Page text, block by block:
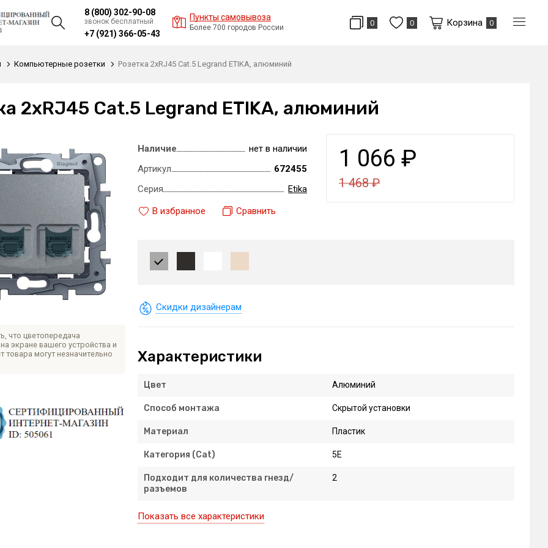
8 (800) 302-90-08
звонок бесплатный
+7 (921) 366-05-43
Пункты самовывоза
Более 700 городов России
0 0 Корзина 0
Компьютерные розетки Розетка 2xRJ45 Cat.5 Legrand ETIKA, алюминий
2xRJ45 Cat.5 Legrand ETIKA, алюминий
что цветопередача
экране вашего устройства и
товара могут незначительно
1 066 ₽
1 468₽
Наличие
нет в наличии
Артикул
672455
Серия
Etika
В избранное
Сравнить
Скидки дизайнерам
Характеристики
Цвет Алюминий
Способ монтажа Скрытой установки
Материал Пластик
Категория (Cat) 5E
Подходит для количества гнезд/
разъемов
2
Показать все характеристики